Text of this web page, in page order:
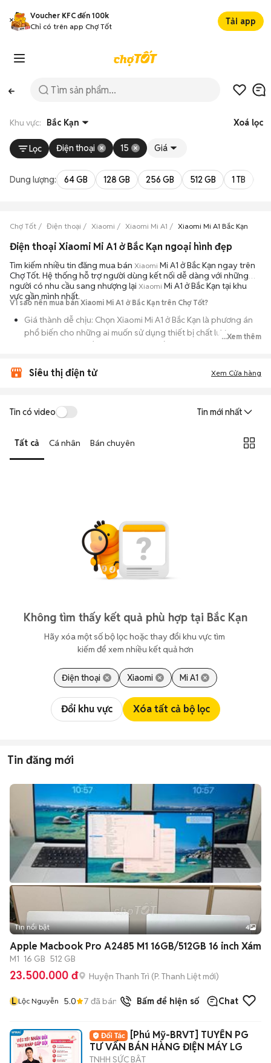
Voucher KFC đến 100k
Chỉ có trên app Chợ Tốt
Tải app
Khu vực: Bắc Kạn Xoá lọc
Lọc Điện thoại 15 Giá
Dung lượng: 64 GB 128 GB 256 GB 512 GB 1 TB
Chợ Tốt Điện thoại Xiaomi Xiaomi Mi A1 Xiaomi Mi A1 Bắc Kạn
Điện thoại Xiaomi Mi A1 ở Bắc Kạn ngoại hình đẹp
Tìm kiếm nhiều tin đăng mua bán Xiaomi Mi A1 ở Bắc Kạn ngay trên
Chợ Tốt. Hệ thống hỗ trợ người dùng kết nối dễ dàng với những
người có nhu cầu sang nhượng lại Xiaomi Mi A1 ở Bắc Kạn tại khu
vực gần mình nhất.
Vì sao nên mua bán Xiaomi Mi A1 ở Bắc Kạn trên Chợ Tốt?
Giá thành dễ chịu: Chọn Xiaomi Mi A1 ở Bắc Kạn là phương án
phổ biến cho những ai muốn sử dụng thiết bị chất lượng
nhưng không muốn chi trả mức giá đắt đỏ của máy mới.
người dùng cá nhân thanh lý hoặc cửa hàng, với đầy đủ các
An tâm kiểm tra máy: Cơ chế mua bán hẹn gặp mặt giúp bạn
...Xem thêm
Siêu thị điện tử Xem Cửa hàng
Tin có video Tin mới nhất
Tất cả Cá nhân Bán chuyên
Không tìm thấy kết quả phù hợp tại Bắc Kạn
Hãy xóa một số bộ lọc hoặc thay đổi khu vực tìm
kiếm để xem nhiều kết quả hơn
Điện thoại Xiaomi Mi A1
Đổi khu vực Xóa tất cả bộ lọc
Tin đăng mới
Tin nổi bật 4
Apple Macbook Pro A2485 M1 16GB/512GB 16 inch Xám
M1 16 GB 512 GB
23.500.000 đ Huyện Thanh Trì (P. Thanh Liệt mới)
L Lộc Nguyễn 5.0 7 đã bán Bấm để hiện số Chat
[Phú Mỹ-BRVT] TUYỂN PG
TƯ VẤN BÁN HÀNG ĐIỆN MÁY LG
TNHH SỨC BẬT